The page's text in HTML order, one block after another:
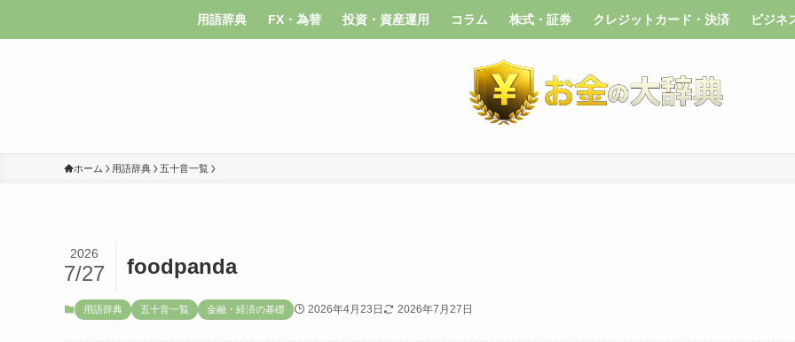
用語辞典 FX・為替 投資・資産運用 コラム 株式・証券 クレジットカード・決済 ビジネ
ホーム 用語辞典 五十音一覧
foodpanda
2026
7/27
用語辞典 五十音一覧 金融・経済の基礎 2026年4月23日 2026年7月27日